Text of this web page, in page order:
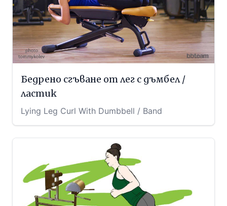
Бедрено сгъване от лег с дъмбел /
ластик
Lying Leg Curl With Dumbbell / Band